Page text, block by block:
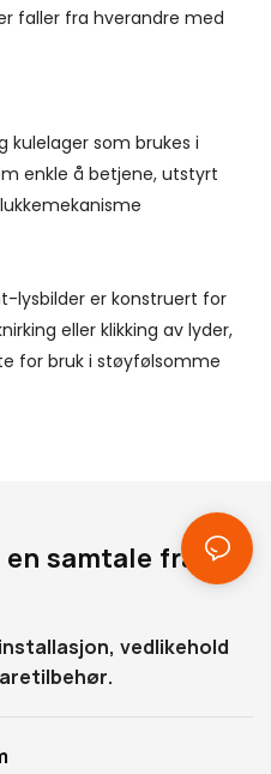
faller fra hverandre med
kulelager som brukes i
enkle å betjene, utstyrt
lysbilder er konstruert for
eller klikking av lyder,
for bruk i støyfølsomme
samtale fra en
vedlikehold